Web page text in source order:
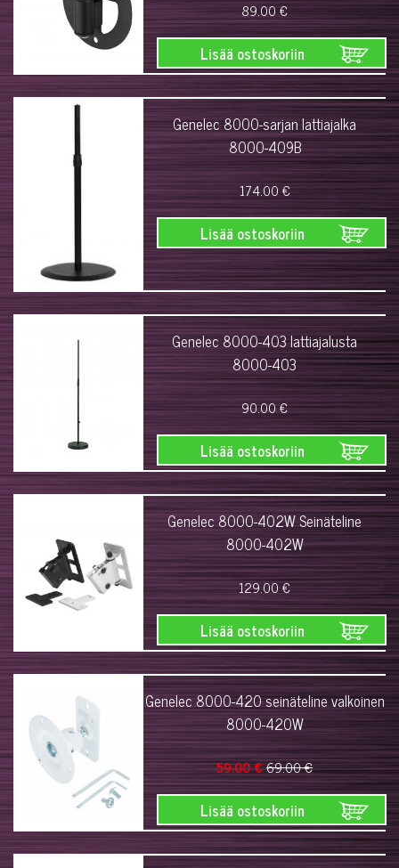
89.00 €
Lisää ostoskoriin
Genelec 8000-sarjan lattiajalka
8000-409B
174.00 €
Lisää ostoskoriin
Genelec 8000-403 lattiajalusta
8000-403
90.00 €
Lisää ostoskoriin
Genelec 8000-402W Seinäteline
8000-402W
129.00 €
Lisää ostoskoriin
Genelec 8000-420 seinäteline valkoinen
8000-420W
59.00 €69.00 €
Lisää ostoskoriin